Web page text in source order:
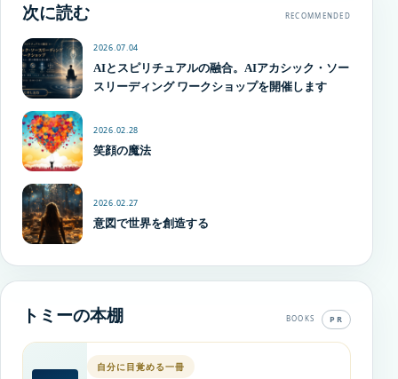
次に読む RECOMMENDED
2026.07.04
AIとスピリチュアルの融合。AIアカシック・ソー
スリーディング ワークショップを開催します
2026.02.28
笑顔の魔法
2026.02.27
意図で世界を創造する
トミーの本棚 BOOKS PR
自分に目覚める一冊